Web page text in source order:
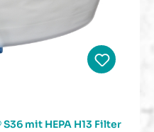
mit HEPA H13 Filter